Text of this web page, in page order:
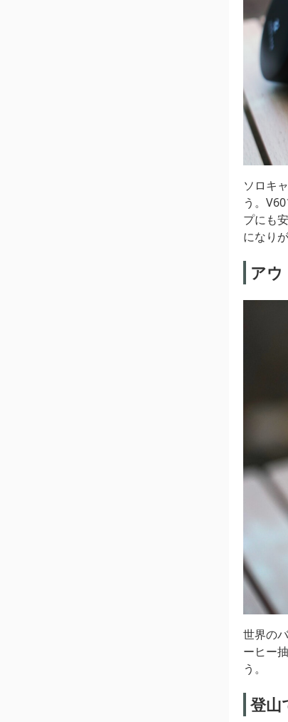
ソロキ
う。
プにも
になり
ア
世界の
ーヒー
う。
登山